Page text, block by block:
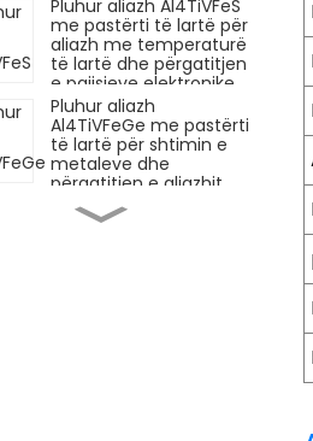
industriale Aliazh me
Entropi të Lartë
Pluhur aliazh Al4TiVFeS
me pastërti të lartë për
aliazh me temperaturë
të lartë dhe përgatitjen
e pajisjeve elektronike
Aliazh me Entropi të
Lartë
Pluhur aliazh
Al4TiVFeGe me pastërti
të lartë për shtimin e
metaleve dhe
përgatitjen e aliazhit
Aliazh me Entropi të
Lartë
Aliazh pluhur metalik
me performancë të